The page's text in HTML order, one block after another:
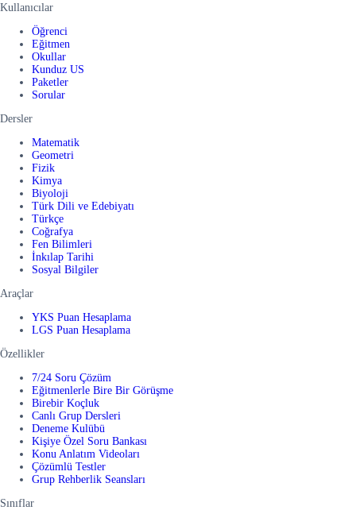
Kullanıcılar
Öğrenci
Eğitmen
Okullar
Kunduz US
Paketler
Sorular
Dersler
Matematik
Geometri
Fizik
Kimya
Biyoloji
Türk Dili ve Edebiyatı
Türkçe
Coğrafya
Fen Bilimleri
İnkılap Tarihi
Sosyal Bilgiler
Araçlar
YKS Puan Hesaplama
LGS Puan Hesaplama
Özellikler
7/24 Soru Çözüm
Eğitmenlerle Bire Bir Görüşme
Birebir Koçluk
Canlı Grup Dersleri
Deneme Kulübü
Kişiye Özel Soru Bankası
Konu Anlatım Videoları
Çözümlü Testler
Grup Rehberlik Seansları
Sınıflar